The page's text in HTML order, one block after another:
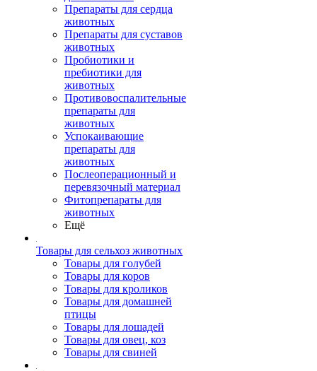
Препараты для сердца
животных
Препараты для суставов
животных
Пробиотики и
пребиотики для
животных
Противовоспалительные
препараты для
животных
Успокаивающие
препараты для
животных
Послеоперационный и
перевязочный материал
Фитопрепараты для
животных
Ещё
Товары для сельхоз животных
Товары для голубей
Товары для коров
Товары для кроликов
Товары для домашней
птицы
Товары для лошадей
Товары для овец, коз
Товары для свиней